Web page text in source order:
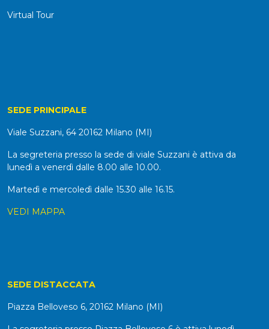
Virtual Tour
SEDE PRINCIPALE
Viale Suzzani, 64 20162 Milano (MI)
La segreteria presso la sede di viale Suzzani è attiva da
lunedì a venerdì dalle 8.00 alle 10.00.
Martedì e mercoledì dalle 15.30 alle 16.15.
VEDI MAPPA
SEDE DISTACCATA
Piazza Belloveso 6, 20162 Milano (MI)